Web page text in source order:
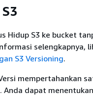
Hidup S3 ke bucket
selengkapnya,
S3 Versioning.
mempertahankan
Anda dapat